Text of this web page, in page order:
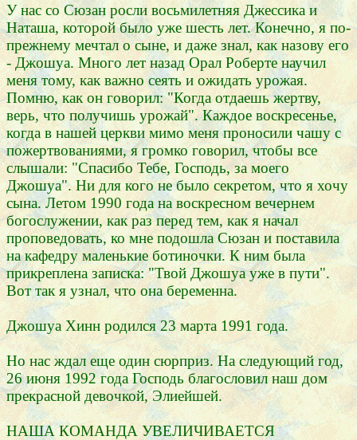
У нас со Сюзан росли восьмилетняя Джессика и
Наташа, которой было уже шесть лет. Конечно, я по-
прежнему мечтал о сыне, и даже знал, как назову его
- Джошуа. Много лет назад Орал Роберте научил
меня тому, как важно сеять и ожидать урожая.
Помню, как он говорил: "Когда отдаешь жертву,
верь, что получишь урожай". Каждое воскресенье,
когда в нашей церкви мимо меня проносили чашу с
пожертвованиями, я громко говорил, чтобы все
слышали: "Спасибо Тебе, Господь, за моего
Джошуа". Ни для кого не было секретом, что я хочу
сына. Летом 1990 года на воскресном вечернем
богослужении, как раз перед тем, как я начал
проповедовать, ко мне подошла Сюзан и поставила
на кафедру маленькие ботиночки. К ним была
прикреплена записка: "Твой Джошуа уже в пути".
Вот так я узнал, что она беременна.
Джошуа Хинн родился 23 марта 1991 года.
Но нас ждал еще один сюрприз. На следующий год,
26 июня 1992 года Господь благословил наш дом
прекрасной девочкой, Элиейшей.
НАША КОМАНДА УВЕЛИЧИВАЕТСЯ